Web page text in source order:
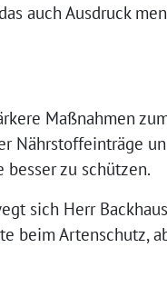
auch Ausdruck
Maßnahmen
Nährstoffeinträge
zu schützen.
sich Herr
beim Artenschutz,